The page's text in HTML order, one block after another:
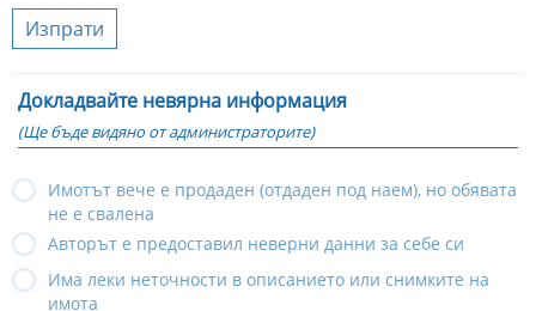
Изпрати
Докладвайте невярна информация
(Ще бъде видяно от администраторите)
Имотът вече е продаден (отдаден под наем), но обявата
не е свалена
Авторът е предоставил неверни данни за себе си
Има леки неточности в описанието или снимките на
имота